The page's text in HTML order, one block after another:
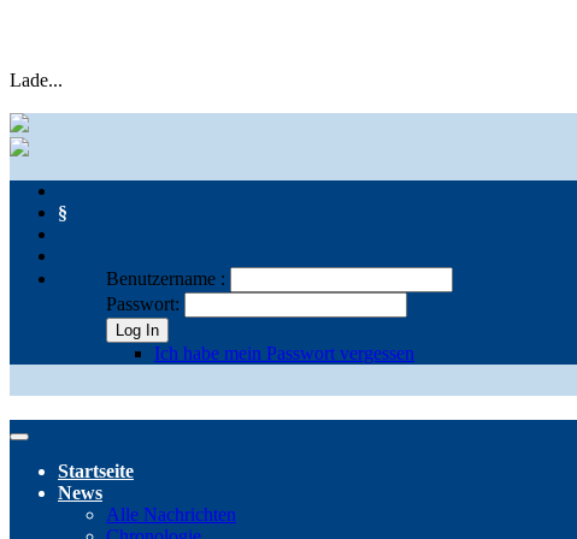
Lade...
§
Benutzername :
Passwort:
Log In
Ich habe mein Passwort vergessen
Startseite
News
Alle Nachrichten